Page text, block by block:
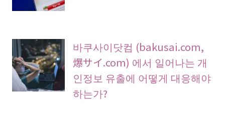
바쿠사이닷컴 (bakusai.com,
爆サイ.com) 에서 일어나는 개
인정보 유출에 어떻게 대응해야
하는가?